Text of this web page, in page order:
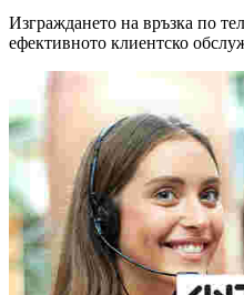
Изграждането на връзка по
ефективното клиентско